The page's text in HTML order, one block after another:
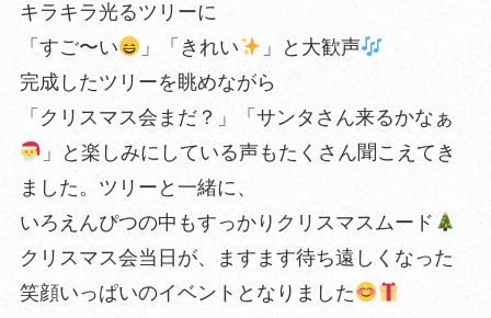
キラキラ光るツリーに
「すご〜い
」「きれい
」と大歓声
完成したツリーを眺めながら
「クリスマス会まだ？」「サンタさん来るかなぁ
」と楽しみにしている声もたくさん聞こえてき
ました。ツリーと一緒に、
いろえんぴつの中もすっかりクリスマスムード
クリスマス会当日が、ますます待ち遠しくなった
笑顔いっぱいのイベントとなりました